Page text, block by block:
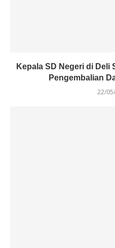
Kepala SD Negeri di
Pengembalian
22/